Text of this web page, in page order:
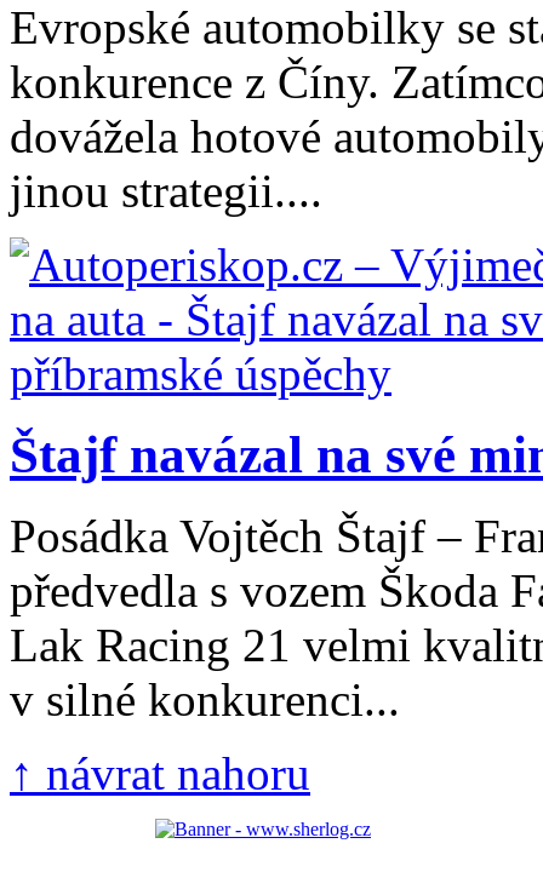
Evropské automobilky se
konkurence z Číny.
dovážela hotové
jinou strategii....
Štajf navázal na své
Posádka Vojtěch Štajf –
předvedla s vozem Škoda
Lak Racing 21 velmi
v silné konkurenci...
↑ návrat nahoru